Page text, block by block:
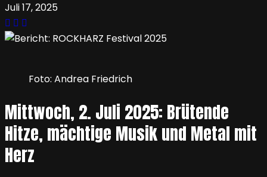
Juli 17, 2025
Foto: Andrea Friedrich
Mittwoch, 2. Juli 2025: Brütende
Hitze, mächtige Musik und Metal mit
Herz